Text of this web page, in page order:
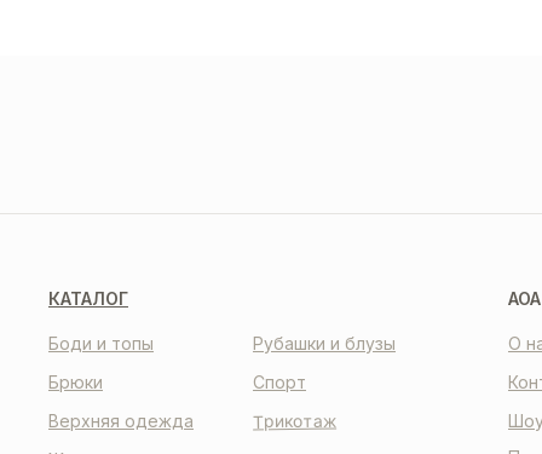
КАТАЛОГ
О
Боди и топы
Спорт
Рубашки и блузы
Брюки
Трикотаж
Верхняя одежда